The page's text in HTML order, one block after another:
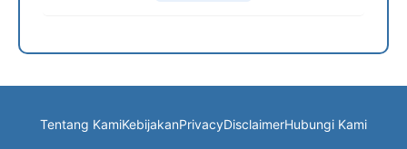
Tentang KamiKebijakanPrivacyDisclaimerHubungi Kami